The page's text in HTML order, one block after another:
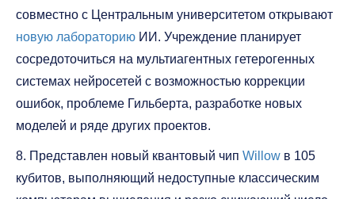
совместно с Центральным университетом открывают
новую лабораторию ИИ. Учреждение планирует
сосредоточиться на мультиагентных гетерогенных
системах нейросетей с возможностью коррекции
ошибок, проблеме Гильберта, разработке новых
моделей и ряде других проектов.
8. Представлен новый квантовый чип Willow в 105
кубитов, выполняющий недоступные классическим